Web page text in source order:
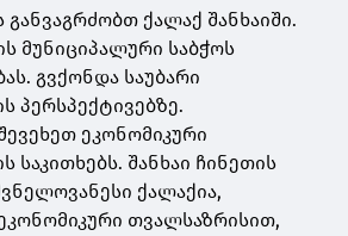
განვაგრძობთ ქალაქ შანხაიში.
მუნიციპალური საბჭოს
გვქონდა საუბარი
პერსპექტივებზე.
ეკონომიკური
საკითხებს. შანხაი ჩინეთის
ქალაქია,
თვალსაზრისით,